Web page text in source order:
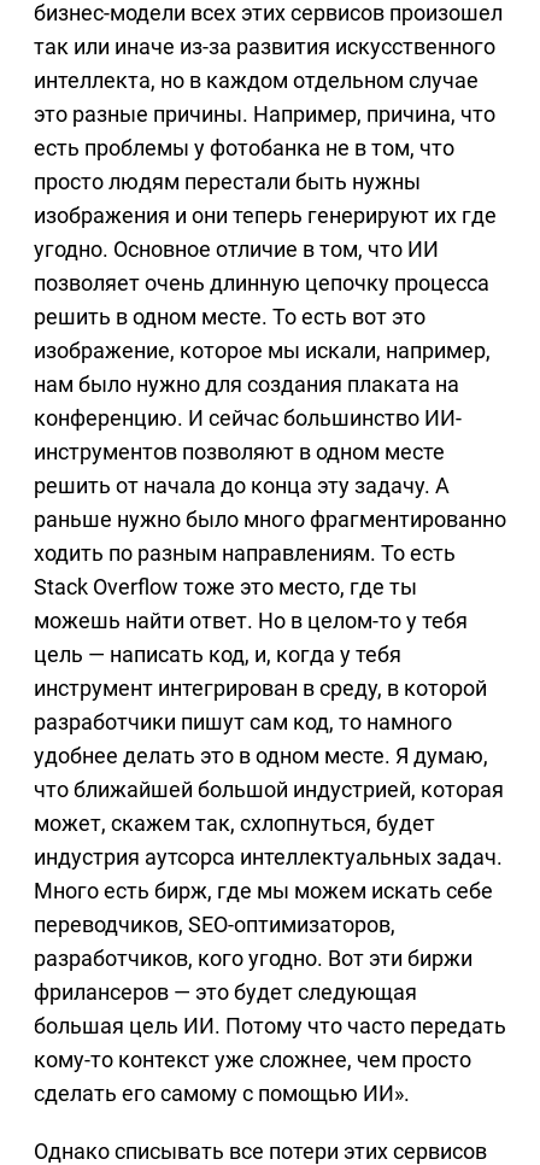
бизнес-модели всех этих сервисов произошел
так или иначе из-за развития искусственного
интеллекта, но в каждом отдельном случае
это разные причины. Например, причина, что
есть проблемы у фотобанка не в том, что
просто людям перестали быть нужны
изображения и они теперь генерируют их где
угодно. Основное отличие в том, что ИИ
позволяет очень длинную цепочку процесса
решить в одном месте. То есть вот это
изображение, которое мы искали, например,
нам было нужно для создания плаката на
конференцию. И сейчас большинство ИИ-
инструментов позволяют в одном месте
решить от начала до конца эту задачу. А
раньше нужно было много фрагментированно
ходить по разным направлениям. То есть
Stack Overflow тоже это место, где ты
можешь найти ответ. Но в целом-то у тебя
цель — написать код, и, когда у тебя
инструмент интегрирован в среду, в которой
разработчики пишут сам код, то намного
удобнее делать это в одном месте. Я думаю,
что ближайшей большой индустрией, которая
может, скажем так, схлопнуться, будет
индустрия аутсорса интеллектуальных задач.
Много есть бирж, где мы можем искать себе
переводчиков, SEO-оптимизаторов,
разработчиков, кого угодно. Вот эти биржи
фрилансеров — это будет следующая
большая цель ИИ. Потому что часто передать
кому-то контекст уже сложнее, чем просто
сделать его самому с помощью ИИ».
Однако списывать все потери этих сервисов